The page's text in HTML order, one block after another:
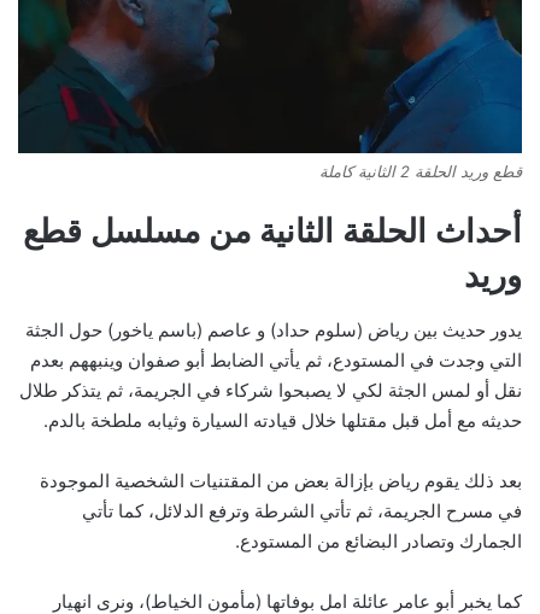
قطع وريد الحلقة 2 الثانية كاملة
أحداث الحلقة الثانية من مسلسل قطع
وريد
يدور حديث بين رياض (سلوم حداد) و عاصم (باسم ياخور) حول الجثة
التي وجدت في المستودع، ثم يأتي الضابط أبو صفوان وينبههم بعدم
نقل أو لمس الجثة لكي لا يصبحوا شركاء في الجريمة، ثم يتذكر طلال
حديثه مع أمل قبل مقتلها خلال قيادته السيارة وثيابه ملطخة بالدم.
بعد ذلك يقوم رياض بإزالة بعض من المقتنيات الشخصية الموجودة
في مسرح الجريمة، ثم تأتي الشرطة وترفع الدلائل، كما تأتي
الجمارك وتصادر البضائع من المستودع.
كما يخبر أبو عامر عائلة امل بوفاتها (مأمون الخياط)، ونرى انهيار